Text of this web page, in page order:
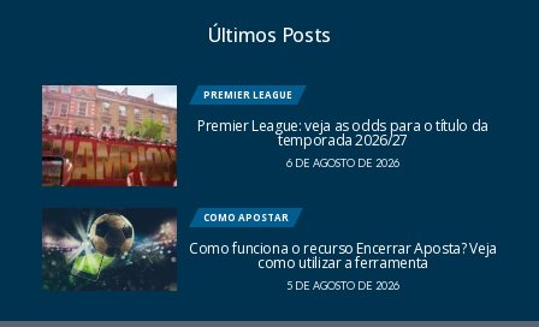
Últimos Posts
PREMIER LEAGUE
Premier League: veja as odds para o título da
temporada 2026/27
6 DE AGOSTO DE 2026
COMO APOSTAR
Como funciona o recurso Encerrar Aposta? Veja
como utilizar a ferramenta
5 DE AGOSTO DE 2026